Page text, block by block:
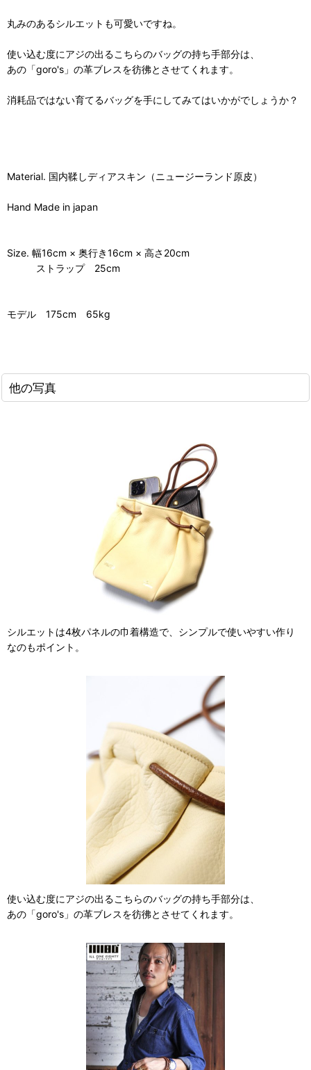
丸みのあるシルエットも可愛いですね。
使い込む度にアジの出るこちらのバッグの持ち手部分は、
あの「goro's」の革ブレスを彷彿とさせてくれます。
消耗品ではない育てるバッグを手にしてみてはいかがでしょうか？
Material. 国内鞣しディアスキン（ニュージーランド原皮）
Hand Made in japan
Size. 幅16cm × 奥行き16cm × 高さ20cm
ストラップ 25cm
モデル 175cm 65kg
他の写真
シルエットは4枚パネルの巾着構造で、シンプルで使いやすい作り
なのもポイント。
使い込む度にアジの出るこちらのバッグの持ち手部分は、
あの「goro's」の革ブレスを彷彿とさせてくれます。